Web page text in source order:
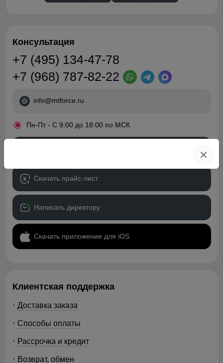
Консультация
+7 (495) 134-47-78
+7 (968) 787-82-22
info@mtforce.ru
• Пн-Пт - С 9:00 до 18:00 по МСК
Скачать прайс-лист
Написать директору
Скачать приложение для iOS
Клиентская поддержка
Доставка заказа
Способы оплаты
Рассрочка и кредит
Возврат, обмен